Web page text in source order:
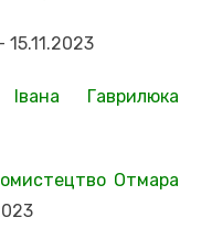
15.11.2023
Івана Гаврилюка
Отмара